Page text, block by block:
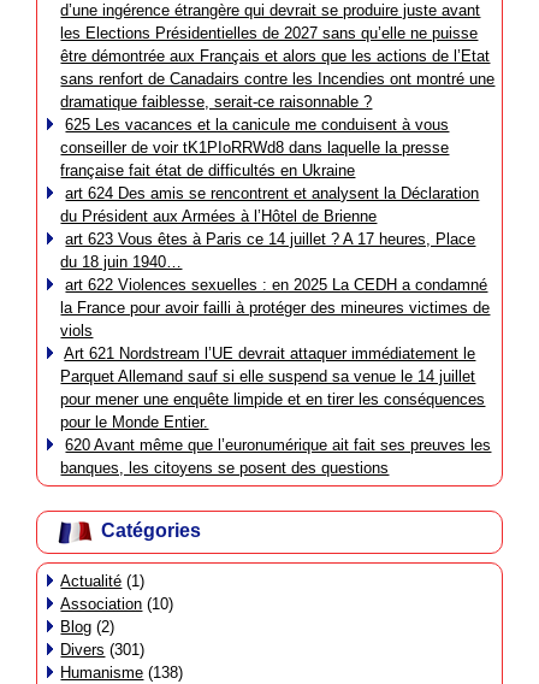
d’une ingérence étrangère qui devrait se produire juste avant
les Elections Présidentielles de 2027 sans qu’elle ne puisse
être démontrée aux Français et alors que les actions de l’Etat
sans renfort de Canadairs contre les Incendies ont montré une
dramatique faiblesse, serait-ce raisonnable ?
625 Les vacances et la canicule me conduisent à vous
conseiller de voir tK1PIoRRWd8 dans laquelle la presse
française fait état de difficultés en Ukraine
art 624 Des amis se rencontrent et analysent la Déclaration
du Président aux Armées à l’Hôtel de Brienne
art 623 Vous êtes à Paris ce 14 juillet ? A 17 heures, Place
du 18 juin 1940…
art 622 Violences sexuelles : en 2025 La CEDH a condamné
la France pour avoir failli à protéger des mineures victimes de
viols
Art 621 Nordstream l’UE devrait attaquer immédiatement le
Parquet Allemand sauf si elle suspend sa venue le 14 juillet
pour mener une enquête limpide et en tirer les conséquences
pour le Monde Entier.
620 Avant même que l’euronumérique ait fait ses preuves les
banques, les citoyens se posent des questions
Catégories
Actualité (1)
Association (10)
Blog (2)
Divers (301)
Humanisme (138)